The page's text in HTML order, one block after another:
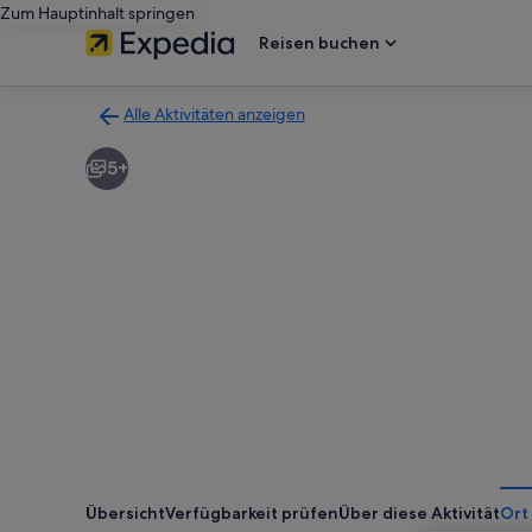
Zum Hauptinhalt springen
Reisen buchen
Alle Aktivitäten anzeigen
zur
Ergebnisseite
5+
ÜbersichtVerfügbarkeit prüfenÜber diese AktivitätOrt